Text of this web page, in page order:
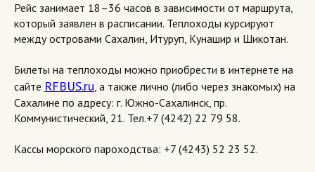
Рейс занимает 18–36 часов в зависимости от маршрута,
который заявлен в расписании. Теплоходы курсируют
между островами Сахалин, Итуруп, Кунашир и Шикотан.
Билеты на теплоходы можно приобрести в интернете на
сайте RFBUS.ru, а также лично (либо через знакомых) на
Сахалине по адресу: г. Южно-Сахалинск, пр.
Коммунистический, 21. Тел.+7 (4242) 22 79 58.
Кассы морского пароходства: +7 (4243) 52 23 52.